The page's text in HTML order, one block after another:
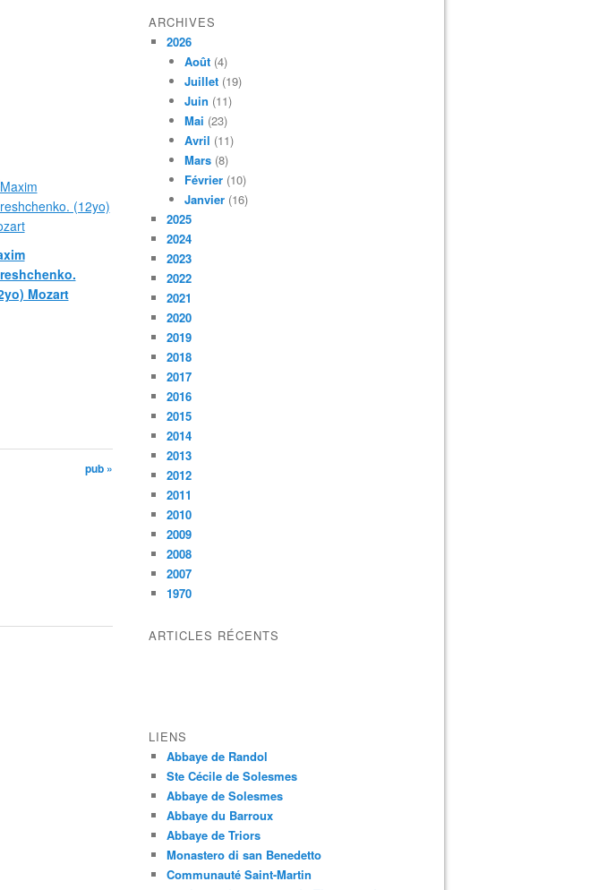
Mozart
pub »
ARCHIVES
2026
Août (4)
Juillet (19)
Juin (11)
Mai (23)
Avril (11)
Mars (8)
Février (10)
Janvier (16)
2025
2024
2023
2022
2021
2020
2019
2018
2017
2016
2015
2014
2013
2012
2011
2010
2009
2008
2007
1970
ARTICLES RÉCENTS
LIENS
Abbaye de Randol
Ste Cécile de Solesmes
Abbaye de Solesmes
Abbaye du Barroux
Abbaye de Triors
Monastero di san Benedetto
Communauté Saint-Martin